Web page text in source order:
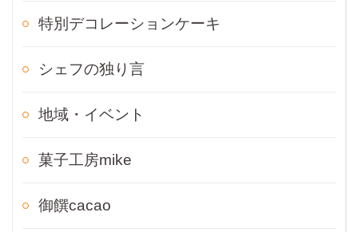
特別デコレーションケーキ
シェフの独り言
地域・イベント
菓子工房mike
御饌cacao